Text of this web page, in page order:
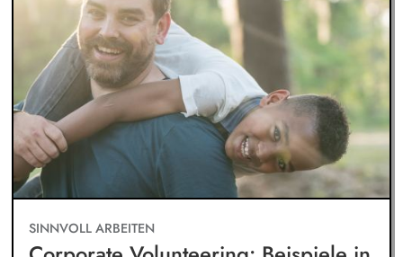
SINNVOLL ARBEITEN